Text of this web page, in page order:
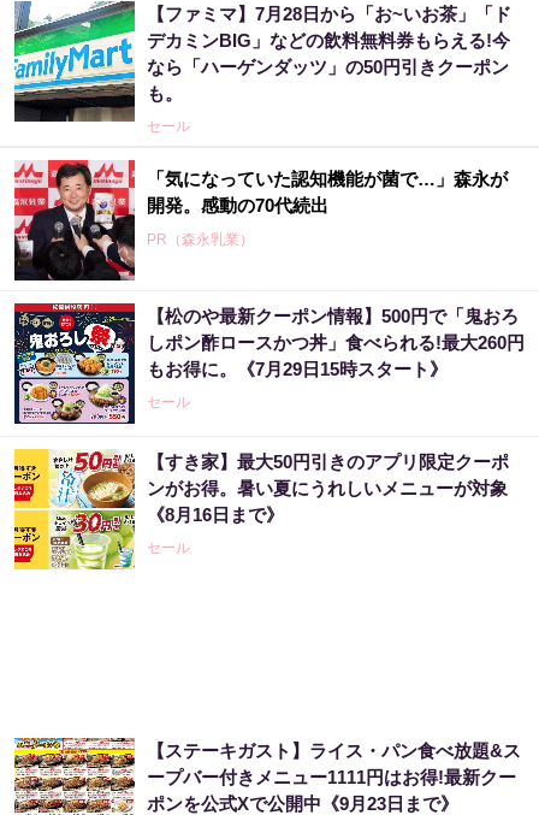
【ファミマ】7月28日から「お~いお茶」「ド
デカミンBIG」などの飲料無料券もらえる!今
なら「ハーゲンダッツ」の50円引きクーポン
も。
セール
「気になっていた認知機能が菌で…」森永が
開発。感動の70代続出
PR（森永乳業）
【松のや最新クーポン情報】500円で「鬼おろ
しポン酢ロースかつ丼」食べられる!最大260円
もお得に。《7月29日15時スタート》
セール
【すき家】最大50円引きのアプリ限定クーポ
ンがお得。暑い夏にうれしいメニューが対象
《8月16日まで》
セール
【ステーキガスト】ライス・パン食べ放題&ス
ープバー付きメニュー1111円はお得!最新クー
ポンを公式Xで公開中《9月23日まで》